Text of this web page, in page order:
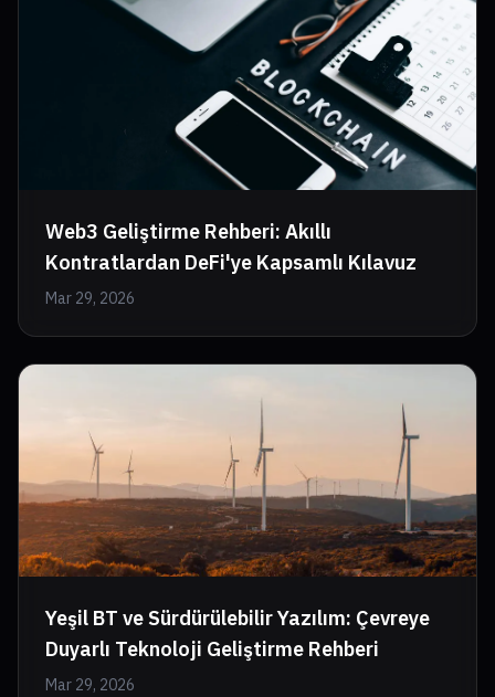
Web3 Geliştirme Rehberi: Akıllı
Kontratlardan DeFi'ye Kapsamlı Kılavuz
Mar 29, 2026
Yeşil BT ve Sürdürülebilir Yazılım: Çevreye
Duyarlı Teknoloji Geliştirme Rehberi
Mar 29, 2026